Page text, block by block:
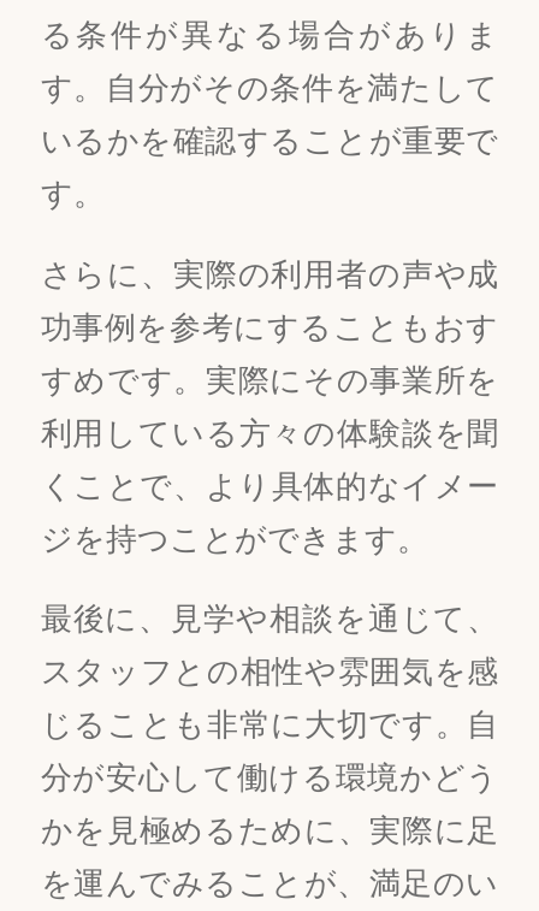
る条件が異なる場合がありま
す。自分がその条件を満たして
いるかを確認することが重要で
す。
さらに、実際の利用者の声や成
功事例を参考にすることもおす
すめです。実際にその事業所を
利用している方々の体験談を聞
くことで、より具体的なイメー
ジを持つことができます。
最後に、見学や相談を通じて、
スタッフとの相性や雰囲気を感
じることも非常に大切です。自
分が安心して働ける環境かどう
かを見極めるために、実際に足
を運んでみることが、満足のい